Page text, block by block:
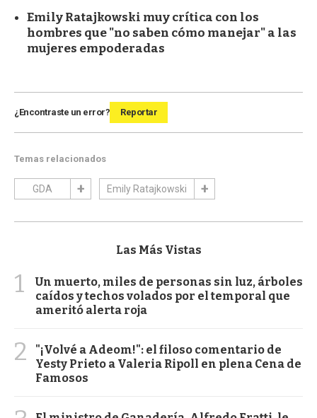
Emily Ratajkowski muy crítica con los
hombres que "no saben cómo manejar" a las
mujeres empoderadas
¿Encontraste un error? Reportar
Temas relacionados
GDA Emily Ratajkowski
Las Más Vistas
1
Un muerto, miles de personas sin luz, árboles
caídos y techos volados por el temporal que
ameritó alerta roja
2
"¡Volvé a Adeom!": el filoso comentario de
Yesty Prieto a Valeria Ripoll en plena Cena de
Famosos